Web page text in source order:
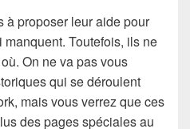
à proposer leur aide pour
Toutefois, ils ne
On ne va pas vous
qui se déroulent
mais vous verrez que ces
des pages spéciales au